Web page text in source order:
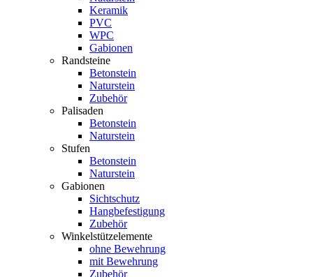
Keramik
PVC
WPC
Gabionen
Randsteine
Betonstein
Naturstein
Zubehör
Palisaden
Betonstein
Naturstein
Stufen
Betonstein
Naturstein
Gabionen
Sichtschutz
Hangbefestigung
Zubehör
Winkelstützelemente
ohne Bewehrung
mit Bewehrung
Zubehör